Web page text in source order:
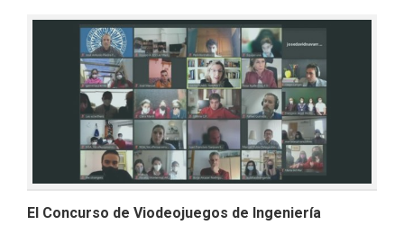
El Concurso de Viodeojuegos de Ingeniería